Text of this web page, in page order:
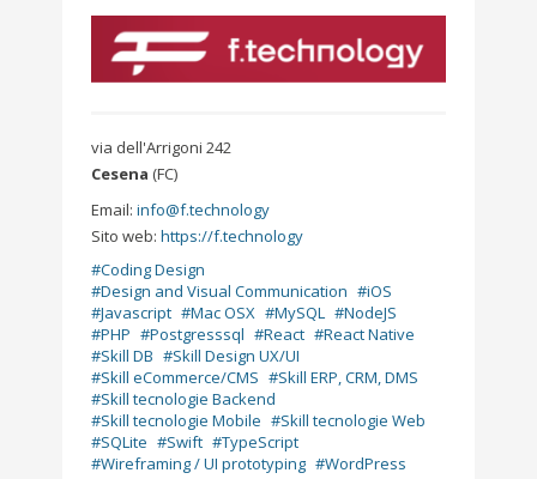
via dell'Arrigoni 242
Cesena (FC)
Email:info@f.technology
Sito web:https://f.technology
Coding Design
Design and Visual Communication
iOS
Javascript
Mac OSX MySQL
NodeJS
PHP
Postgresssql React
React Native
Skill DB
Skill Design UX/UI
Skill eCommerce/CMS
Skill ERP, CRM, DMS
Skill tecnologie Backend
Skill tecnologie Mobile
Skill tecnologie Web
SQLite
Swift
TypeScript
Wireframing / UI prototyping
WordPress